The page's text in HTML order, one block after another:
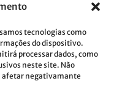
tecnologias como
do dispositivo.
processar dados, como
neste site. Não
afetar negativamante
dados e aceito a
do RGPD. Para